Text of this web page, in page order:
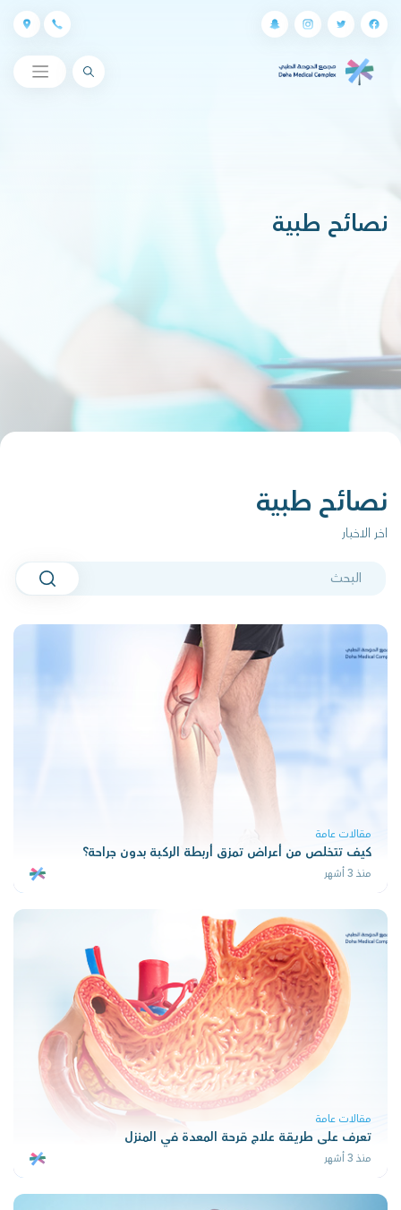
البحث
نصائح طبية
نصائح طبية
اخر الاخبار
مقالات عامة
كيف تتخلص من أعراض تمزق أربطة الركبة بدون جراحة؟
منذ 3 أشهر
مقالات عامة
تعرف على طريقة علاج قرحة المعدة في المنزل
منذ 3 أشهر